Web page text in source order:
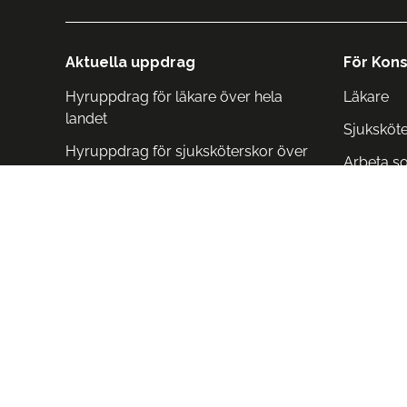
Aktuella uppdrag
Hyruppdrag för läkare över hela
landet
Hyruppdrag för sjuksköterskor över
För
Läkare
Arbeta